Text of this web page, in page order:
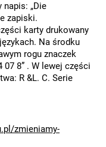
„Die
zapiski.
karty drukowany
Na środku
rogu znaczek
07 8” . W lewej części
R &L. C. Serie
zmieniamy-